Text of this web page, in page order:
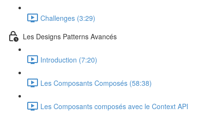
Challenges (3:29)
Les Designs Patterns Avancés
Introduction (7:20)
Les Composants Composés (58:38)
Les Composants composés avec le Context API